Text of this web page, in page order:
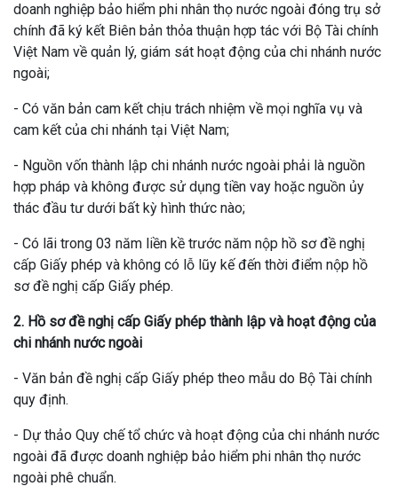
doanh nghiệp bảo hiểm phi nhân thọ nước ngoài đóng trụ sở
chính đã ký kết Biên bản thỏa thuận hợp tác với Bộ Tài chính
Việt Nam về quản lý, giám sát hoạt động của chi nhánh nước
ngoài;
- Có văn bản cam kết chịu trách nhiệm về mọi nghĩa vụ và
cam kết của chi nhánh tại Việt Nam;
- Nguồn vốn thành lập chi nhánh nước ngoài phải là nguồn
hợp pháp và không được sử dụng tiền vay hoặc nguồn ủy
thác đầu tư dưới bất kỳ hình thức nào;
- Có lãi trong 03 năm liền kề trước năm nộp hồ sơ đề nghị
cấp Giấy phép và không có lỗ lũy kế đến thời điểm nộp hồ
sơ đề nghị cấp Giấy phép.
2. Hồ sơ đề nghị cấp Giấy phép thành lập và hoạt động của
chi nhánh nước ngoài
- Văn bản đề nghị cấp Giấy phép theo mẫu do Bộ Tài chính
quy định.
- Dự thảo Quy chế tổ chức và hoạt động của chi nhánh nước
ngoài đã được doanh nghiệp bảo hiểm phi nhân thọ nước
ngoài phê chuẩn.